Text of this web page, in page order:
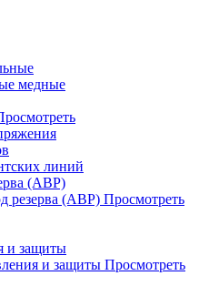
медные
линий
(АВР)
резерва (АВР) Просмотреть
и защиты
и защиты Просмотреть